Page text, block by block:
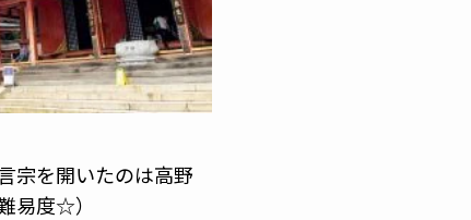
宗を開いたのは高野
易度☆）